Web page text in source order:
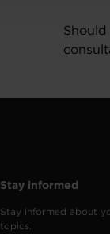
Stay informed
Stay informed about
topics.